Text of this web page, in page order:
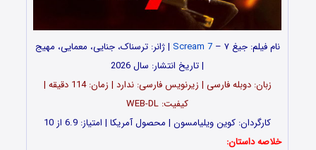
نام فیلم: جیغ ۷ – Scream 7 | ژانر: ترسناک، جنایی، معمایی، مهیج
| تاریخ انتشار: سال 2026
زبان: دوبله فارسی | زیرنویس فارسی: ندارد | زمان: 114 دقیقه |
کیفیت: WEB-DL
کارگردان: کوین ویلیامسون | محصول آمریکا | امتیاز: 6.9 از 10
خلاصه داستان: